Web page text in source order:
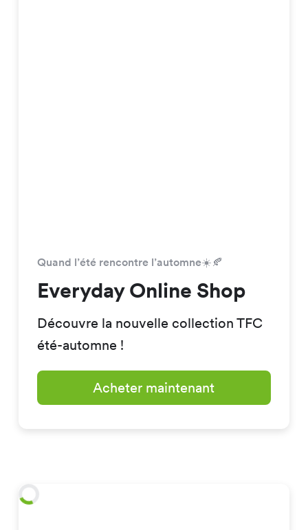
Quand l’été rencontre l’automne☀️🍂
Everyday Online Shop
Découvre la nouvelle collection TFC
été-automne !
Acheter maintenant